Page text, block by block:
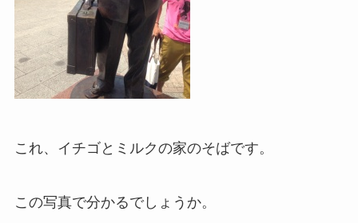
これ、イチゴとミルクの家のそばです。
この写真で分かるでしょうか。